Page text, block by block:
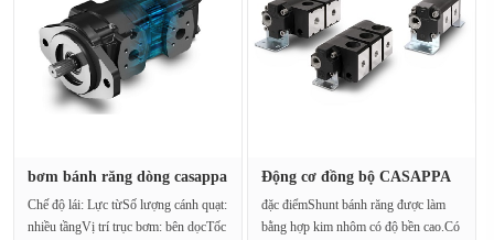
bơm bánh răng dòng casappa
Chế độ lái: Lực từSố lượng cánh quạt:
nhiều tầngVị trí trục bơm: bên dọcTốc
Động cơ đồng bộ CASAPPA
đặc điểmShunt bánh răng được làm
bằng hợp kim nhôm có độ bền cao.Có